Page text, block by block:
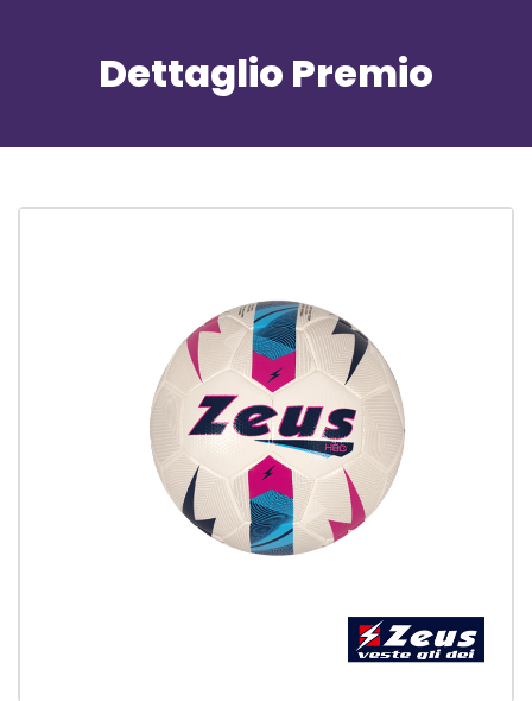
Dettaglio Premio